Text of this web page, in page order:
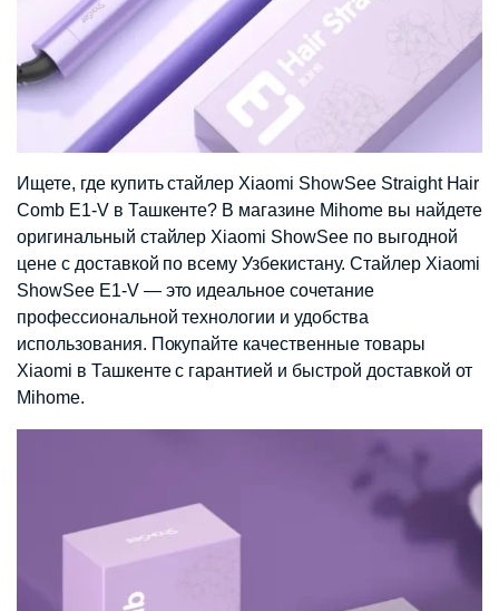
Ищете, где купить стайлер Xiaomi ShowSee Straight Hair
Comb E1-V в Ташкенте? В магазине Mihome вы найдете
оригинальный стайлер Xiaomi ShowSee по выгодной
цене с доставкой по всему Узбекистану. Стайлер Xiaomi
ShowSee E1-V — это идеальное сочетание
профессиональной технологии и удобства
использования. Покупайте качественные товары
Xiaomi в Ташкенте с гарантией и быстрой доставкой от
Mihome.